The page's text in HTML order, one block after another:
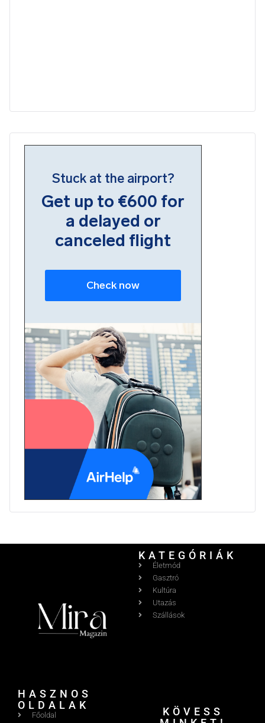
KATEGÓRIÁK
Életmód
Gasztró
Kultúra
Utazás
Szállások
HASZNOS
OLDALAK
Főoldal
KÖVESS